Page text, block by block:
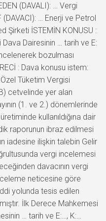
(DAVALI): … Vergi
(DAVACI): … Enerji ve Petrol
Şirketi İSTEMİN KONUSU :
Dairesinin … tarih ve E:
bozulması
: Dava konusu istem:
Özel Tüketim Vergisi
cetvelinde yer alan
(1. ve 2.) dönemlerinde
kullanıldığına dair
raporunun ibraz edilmesi
iadesine ilişkin talebin Gelir
vergi incelemesi
davacının vergi
neticesine göre
yolunda tesis edilen
İlk Derece Mahkemesi
… tarih ve E:…, K:…